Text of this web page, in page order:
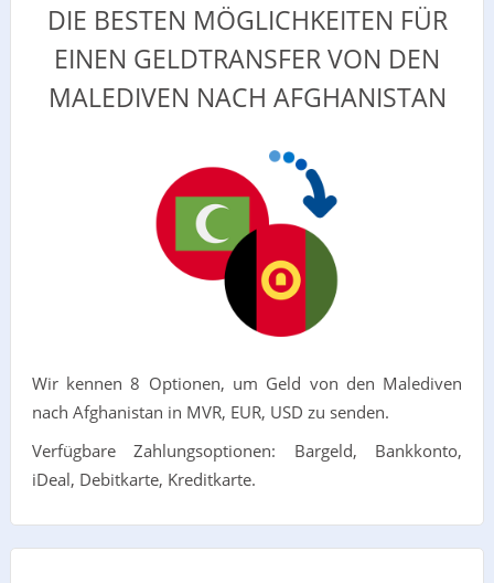
DIE BESTEN MÖGLICHKEITEN FÜR
EINEN GELDTRANSFER VON DEN
MALEDIVEN NACH AFGHANISTAN
Wir kennen 8 Optionen, um Geld von den Malediven
nach Afghanistan in MVR, EUR, USD zu senden.
Verfügbare Zahlungsoptionen: Bargeld, Bankkonto,
iDeal, Debitkarte, Kreditkarte.